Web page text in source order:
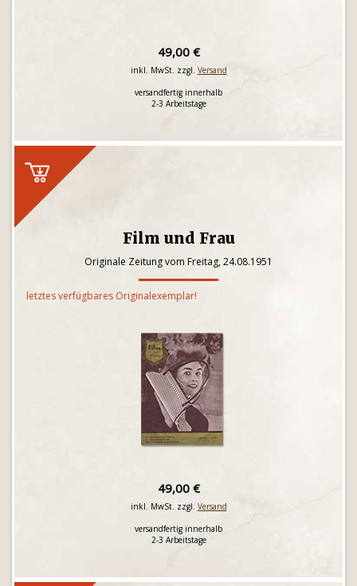
49,00 €
inkl. MwSt. zzgl. Versand
versandfertig innerhalb
2-3 Arbeitstage
Film und Frau
Originale Zeitung vom Freitag, 24.08.1951
letztes verfügbares Originalexemplar!
49,00 €
inkl. MwSt. zzgl. Versand
versandfertig innerhalb
2-3 Arbeitstage